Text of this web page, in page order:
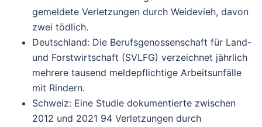
gemeldete Verletzungen durch Weidevieh, davon
zwei tödlich.
Deutschland: Die Berufsgenossenschaft für Land-
und Forstwirtschaft (SVLFG) verzeichnet jährlich
mehrere tausend meldepflichtige Arbeitsunfälle
mit Rindern.
Schweiz: Eine Studie dokumentierte zwischen
2012 und 2021 94 Verletzungen durch